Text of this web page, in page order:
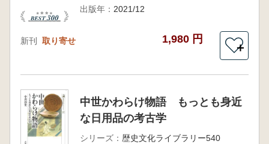
出版年： 2021/12
新刊 取り寄せ 1,980 円
＋
中世かわらけ物語 もっとも身近
な日用品の考古学
シリーズ： 歴史文化ライブラリー540